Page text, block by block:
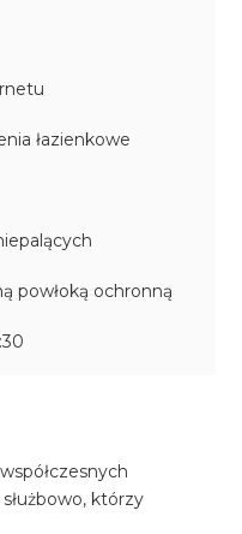
łazienkowe
powłoką ochronną
którzy